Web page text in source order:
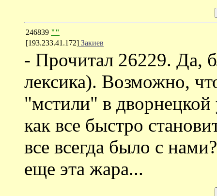
246839 ""
[193.233.41.172] Закиев
- Прочитал 26229. Да,
лексика). Возможно,
"мстили" в
как все быстро
все всегда было с
еще эта жара...